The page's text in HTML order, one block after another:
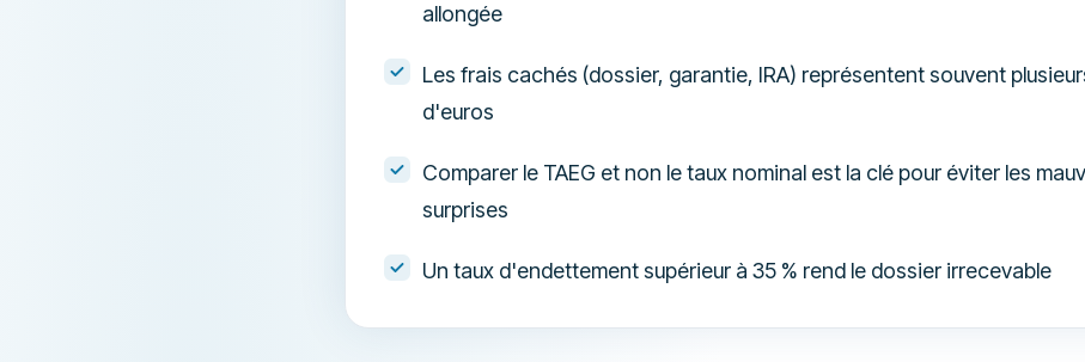
allongée
Les frais cachés (dossier, garantie, IRA) représentent souvent
d'euros
Comparer le TAEG et non le taux nominal est la clé pour éviter les
surprises
Un taux d'endettement supérieur à 35 % rend le dossier irrecevable